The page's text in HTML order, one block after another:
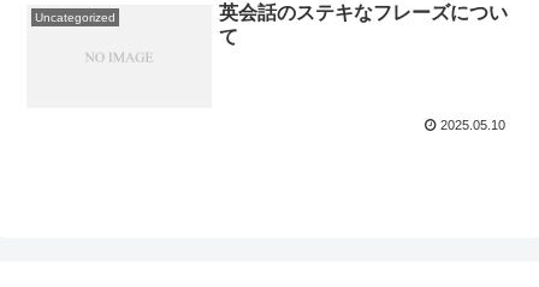
Uncategorized
英会話のステキなフレーズについ
て
2025.05.10